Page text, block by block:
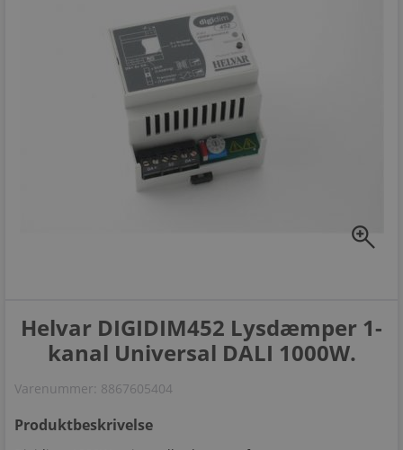
zoom_in
Helvar DIGIDIM452 Lysdæmper 1-
kanal Universal DALI 1000W.
Varenummer: 8867605404
Produktbeskrivelse